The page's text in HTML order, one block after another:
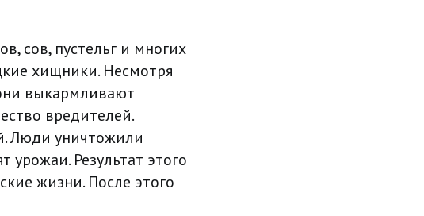
сов, пустельг и многих
хищники. Несмотря
выкармливают
вредителей.
Люди уничтожили
Результат этого
жизни. После этого